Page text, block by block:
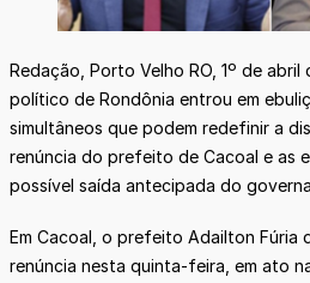
Redação, Porto Velho RO, 1º de
político de Rondônia entrou em
simultâneos que podem redefinir a
renúncia do prefeito de Cacoal e as
possível saída antecipada do
Em Cacoal, o prefeito Adailton Fúria
renúncia nesta quinta-feira, em ato